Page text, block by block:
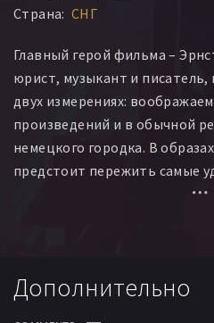
Страна: СНГ
Главный герой фильма –
юрист, музыкант и
двух измерениях:
произведений и в обычной
немецкого городка. В
предстоит пережить самые
опасностей приключения,
Дополнительно